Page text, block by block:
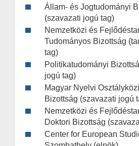
Állam- és Jogtudományi
(szavazati jogú tag)
Nemzetközi és
Tudományos Bizottság
tag)
Politikatudományi
jogú tag)
Magyar Nyelvi
Bizottság (szavazati jogú
Nemzetközi és
Doktori Bizottság
Center for European